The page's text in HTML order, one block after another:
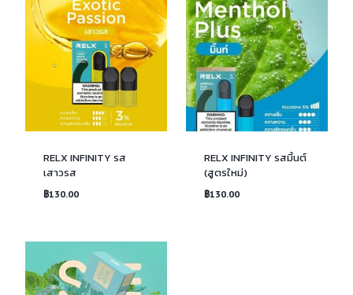
RELX INFINITY รส
เสาวรส
฿130.00
RELX INFINITY รสมิ้นต์
(สูตรใหม่)
฿130.00